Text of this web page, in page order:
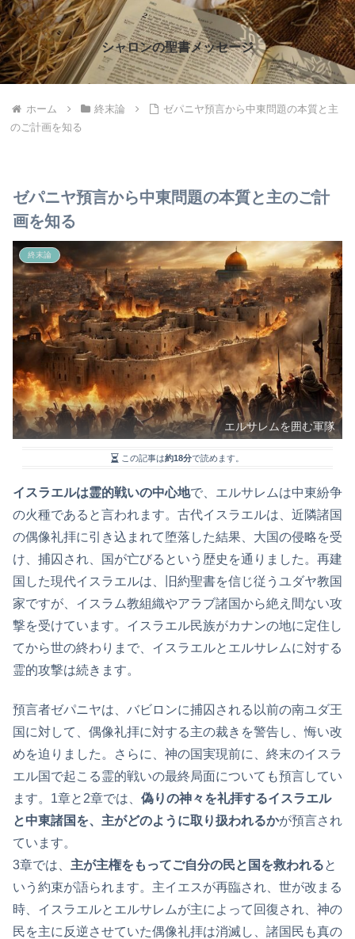
シャロンの聖書メッセージ
ホーム 終末論
ゼパニヤ預言から中東問題の本質と主
のご計画を知る
ゼパニヤ預言から中東問題の本質と主のご計
画を知る
終末論
エルサレムを囲む軍隊
この記事は約18分で読めます。
イスラエルは霊的戦いの中心地で、エルサレムは中東紛争
の火種であると言われます。古代イスラエルは、近隣諸国
の偶像礼拝に引き込まれて堕落した結果、大国の侵略を受
け、捕囚され、国が亡びるという歴史を通りました。再建
国した現代イスラエルは、旧約聖書を信じ従うユダヤ教国
家ですが、イスラム教組織やアラブ諸国から絶え間ない攻
撃を受けています。イスラエル民族がカナンの地に定住し
てから世の終わりまで、イスラエルとエルサレムに対する
霊的攻撃は続きます。
預言者ゼパニヤは、バビロンに捕囚される以前の南ユダ王
国に対して、偶像礼拝に対する主の裁きを警告し、悔い改
めを迫りました。さらに、神の国実現前に、終末のイスラ
エル国で起こる霊的戦いの最終局面についても預言してい
ます。1章と2章では、 偽りの神々を礼拝するイスラエル
と中東諸国を、主がどのように取り扱われるかが預言され
ています。
3章では、 主が主権をもってご自分の民と国を救われると
いう約束が語られます。主イエスが再臨され、世が改まる
時、イスラエルとエルサレムが主によって回復され、神の
民を主に反逆させていた偶像礼拝は消滅し、諸国民も真の